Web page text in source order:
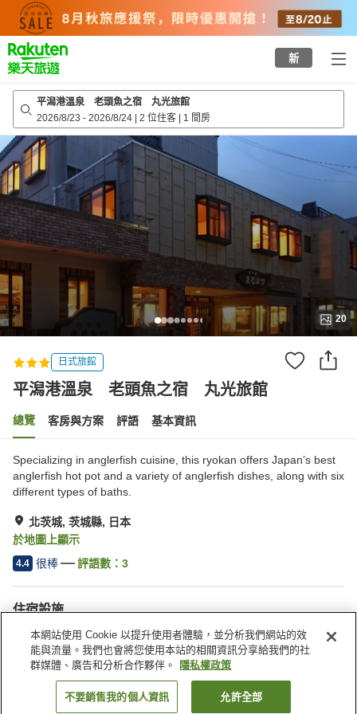
top
page
新
平潟港溫泉 老頭魚之宿 丸光旅館
2026/8/23 - 2026/8/24 | 2 位住客 | 1 間房
20
日式旅館
平潟港溫泉 老頭魚之宿 丸光旅館
總覽 客房與方案 評語 基本資訊
Specializing in anglerfish cuisine, this ryokan offers Japan’s best
anglerfish hot pot and a variety of anglerfish dishes, along with six
different types of baths.
北茨城, 茨城縣, 日本
於地圖上顯示
4.4 很棒 評語數： 3
住宿設施
停車場
自動販賣機
商店
露天浴池（溫泉）
日本 茨城縣
北茨城
平潟港溫泉 老頭魚之宿 丸光旅館找客房
本網站使用 Cookie 以提升使用者體驗，並分析我們網站的效
能與流量。我們也會將您使用本站的相關資訊分享給我們的社
群媒體、廣告和分析合作夥伴。
隱私權政策
不要銷售我的個人資訊 允許全部